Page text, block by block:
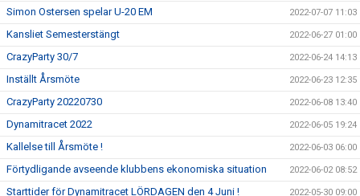
Simon Ostersen spelar U-20 EM 2022-07-07 11:03
Kansliet Semesterstängt 2022-06-27 01:00
CrazyParty 30/7 2022-06-24 14:13
Inställt Årsmöte 2022-06-23 12:35
CrazyParty 20220730 2022-06-08 13:40
Dynamitracet 2022 2022-06-05 19:24
Kallelse till Årsmöte ! 2022-06-03 06:00
Förtydligande avseende klubbens ekonomiska situation 2022-06-02 08:52
Starttider för Dynamitracet LÖRDAGEN den 4 Juni ! 2022-05-30 09:00